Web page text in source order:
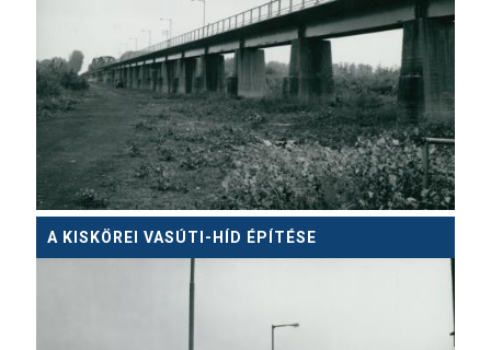
A KISKÖREI VASÚTI-HÍD ÉPÍTÉSE